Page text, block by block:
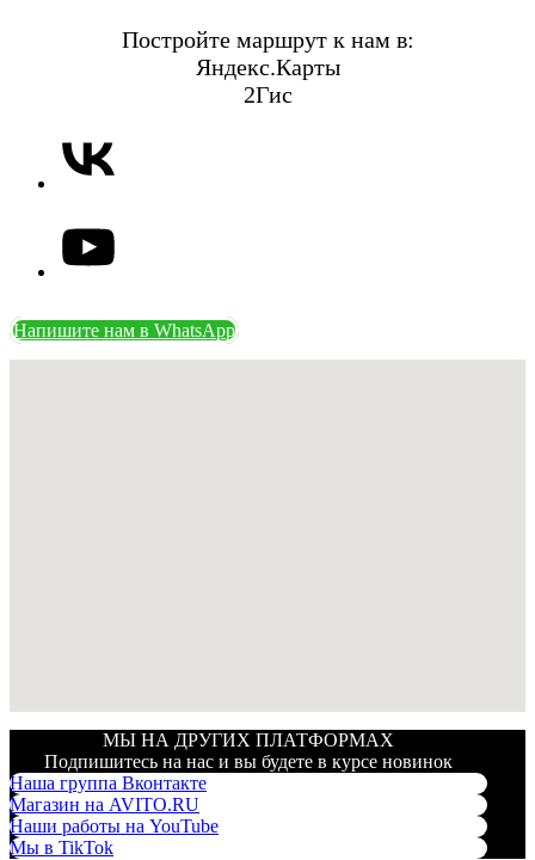
Постройте маршрут к нам в:
Яндекс.Карты
2Гис
Напишите нам в WhatsApp
МЫ НА ДРУГИХ ПЛАТФОРМАХ
Подпишитесь на нас и вы будете в курсе новинок
Наша группа Вконтакте
Магазин на AVITO.RU
Наши работы на YouTube
Мы в TikTok